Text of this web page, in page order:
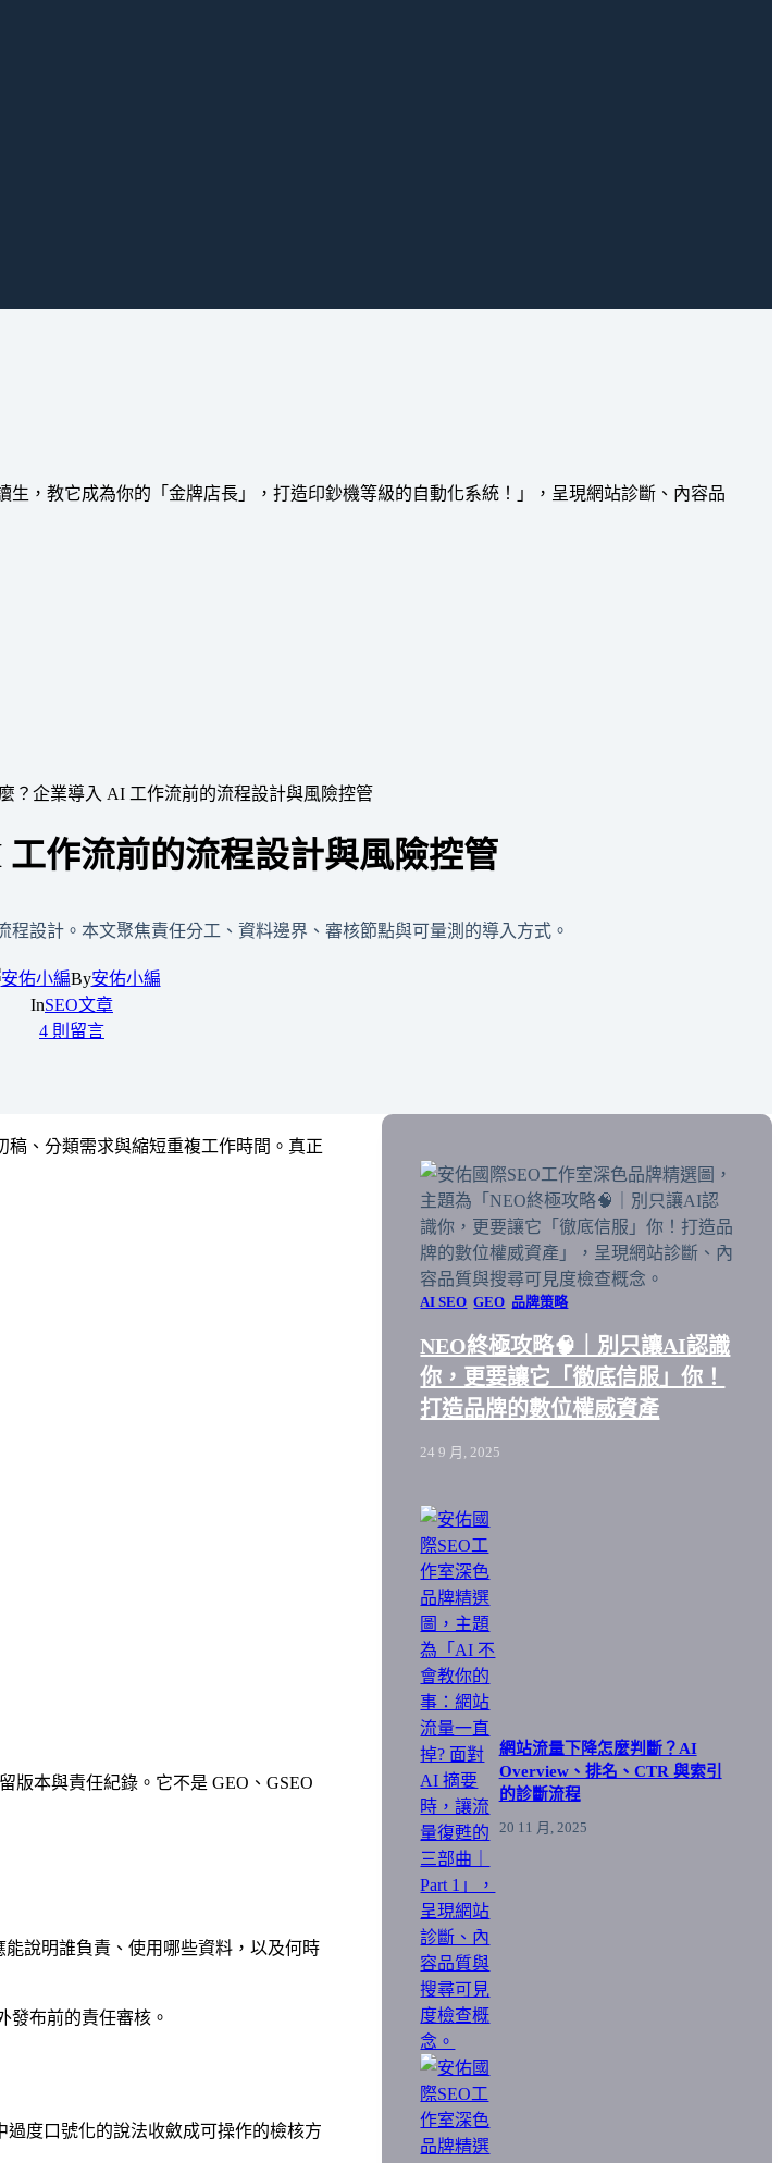
？企業導入 AI 工作流前的流程設計與風險控管
作流前的流程設計與風險控管
設計。本文聚焦責任分工、資料邊界、審核節點與可量測的導入方式。
By安佑小編
InSEO文章
4 則留言
、分類需求與縮短重複工作時間。真正
版本與責任紀錄。它不是 GEO、GSEO
說明誰負責、使用哪些資料，以及何時
發布前的責任審核。
度口號化的說法收斂成可操作的檢核方
AI SEO GEO 品牌策略
NEO終極攻略🧠｜別只讓AI認識
你，更要讓它「徹底信服」你！
打造品牌的數位權威資產
24 9 月, 2025
網站流量下降怎麼判斷？AI
Overview、排名、CTR 與索引
的診斷流程
20 11 月, 2025